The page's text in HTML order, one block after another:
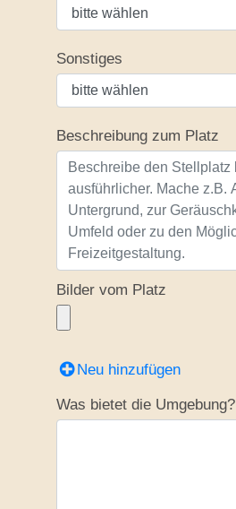
Sonstiges
Beschreibung zum Platz
Bilder vom Platz
Neu hinzufügen
Was bietet die Umgebung?